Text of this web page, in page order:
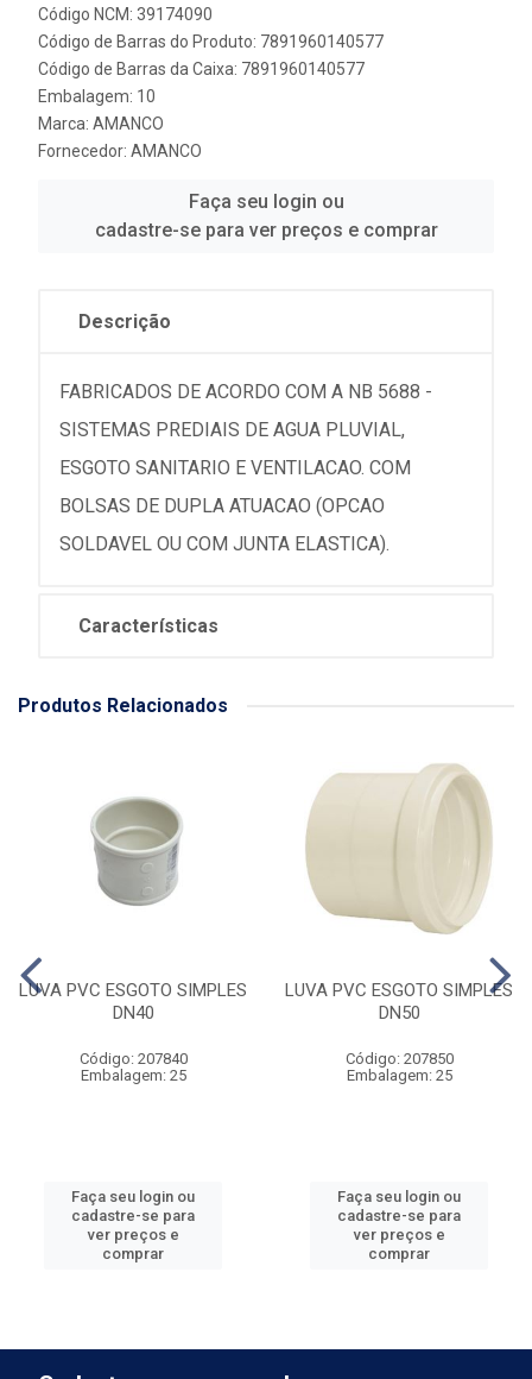
Código NCM: 39174090
Código de Barras do Produto: 7891960140577
Código de Barras da Caixa: 7891960140577
Embalagem: 10
Marca: AMANCO
Fornecedor: AMANCO
Faça seu login ou
cadastre-se para ver preços e comprar
Descrição
FABRICADOS DE ACORDO COM A NB 5688 -
SISTEMAS PREDIAIS DE AGUA PLUVIAL,
ESGOTO SANITARIO E VENTILACAO. COM
BOLSAS DE DUPLA ATUACAO (OPCAO
SOLDAVEL OU COM JUNTA ELASTICA).
Características
Produtos Relacionados
LUVA PVC ESGOTO SIMPLES
DN40
Código: 207840
Embalagem: 25
Faça seu login ou
cadastre-se para
ver preços e
comprar
LUVA PVC ESGOTO SIMPLES
DN50
Código: 207850
Embalagem: 25
Faça seu login ou
cadastre-se para
ver preços e
comprar